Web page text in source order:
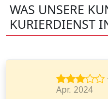
WAS UNSERE
KURIERDIENST
März 2024